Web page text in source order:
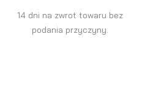
14 dni na zwrot towaru bez
podania przyczyny.